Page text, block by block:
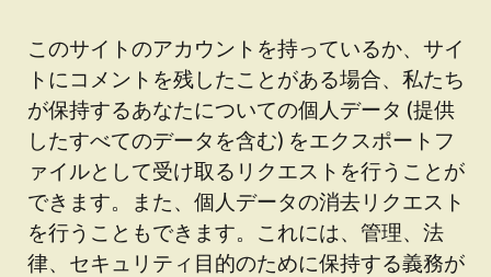
このサイトのアカウントを持っているか、サイ
トにコメントを残したことがある場合、私たち
が保持するあなたについての個人データ (提供
したすべてのデータを含む) をエクスポートフ
ァイルとして受け取るリクエストを行うことが
できます。また、個人データの消去リクエスト
を行うこともできます。これには、管理、法
律、セキュリティ目的のために保持する義務が